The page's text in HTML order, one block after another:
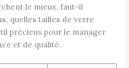
le mieux, faut-il
quelles tailles de verre
précieux pour le manager
et de qualité.